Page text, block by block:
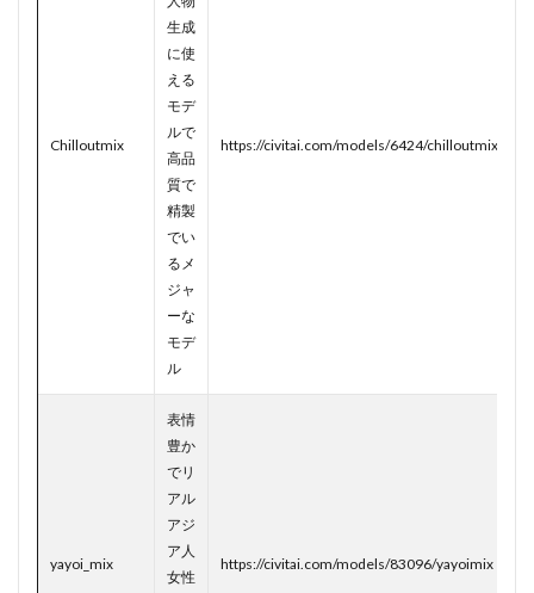
Chilloutmix
生成
に使
える
モデ
ルで
高品
質で
精製
でい
るメ
ジャ
ーな
モデ
ル
https://civitai.com/models/6424/chilloutmix
yayoi_mix
表情
豊か
でリ
アル
アジ
ア人
女性
https://civitai.com/models/83096/yayoimix